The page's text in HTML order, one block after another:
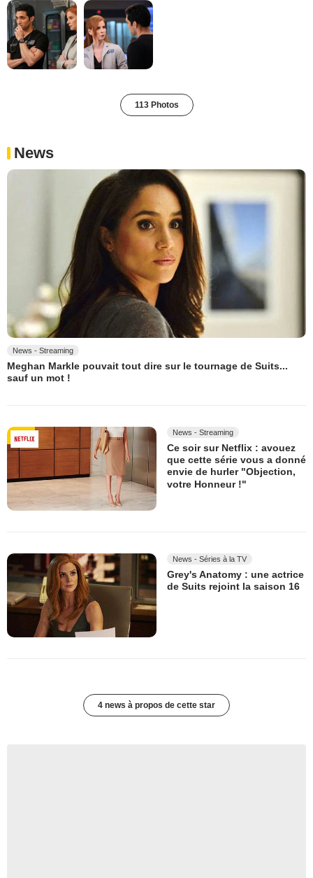
113 Photos
News
News - Streaming
Meghan Markle pouvait tout dire sur le tournage de Suits...
sauf un mot !
News - Streaming
Ce soir sur Netflix : avouez
que cette série vous a donné
envie de hurler "Objection,
votre Honneur !"
News - Séries à la TV
Grey's Anatomy : une actrice
de Suits rejoint la saison 16
4 news à propos de cette star